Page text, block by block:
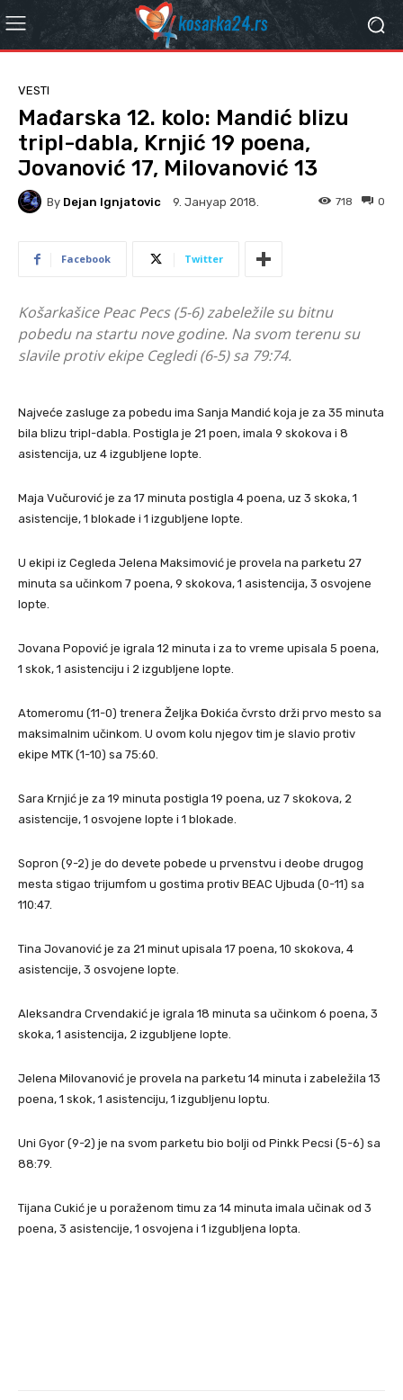
VESTI
Mađarska 12. kolo: Mandić blizu
tripl-dabla, Krnjić 19 poena,
Jovanović 17, Milovanović 13
By Dejan Ignjatovic 9. Јануар 2018. 0
718
Facebook Twitter
Košarkašice Peac Pecs (5-6) zabeležile su bitnu
pobedu na startu nove godine. Na svom terenu su
slavile protiv ekipe Cegledi (6-5) sa 79:74.
Najveće zasluge za pobedu ima Sanja Mandić koja je za 35 minuta
bila blizu tripl-dabla. Postigla je 21 poen, imala 9 skokova i 8
asistencija, uz 4 izgubljene lopte.
Maja Vučurović je za 17 minuta postigla 4 poena, uz 3 skoka, 1
asistencije, 1 blokade i 1 izgubljene lopte.
U ekipi iz Cegleda Jelena Maksimović je provela na parketu 27
minuta sa učinkom 7 poena, 9 skokova, 1 asistencija, 3 osvojene
lopte.
Jovana Popović je igrala 12 minuta i za to vreme upisala 5 poena,
1 skok, 1 asistenciju i 2 izgubljene lopte.
Atomeromu (11-0) trenera Željka Đokića čvrsto drži prvo mesto sa
maksimalnim učinkom. U ovom kolu njegov tim je slavio protiv
ekipe MTK (1-10) sa 75:60.
Sara Krnjić je za 19 minuta postigla 19 poena, uz 7 skokova, 2
asistencije, 1 osvojene lopte i 1 blokade.
Sopron (9-2) je do devete pobede u prvenstvu i deobe drugog
mesta stigao trijumfom u gostima protiv BEAC Ujbuda (0-11) sa
110:47.
Tina Jovanović je za 21 minut upisala 17 poena, 10 skokova, 4
asistencije, 3 osvojene lopte.
Aleksandra Crvendakić je igrala 18 minuta sa učinkom 6 poena, 3
skoka, 1 asistencija, 2 izgubljene lopte.
Jelena Milovanović je provela na parketu 14 minuta i zabeležila 13
poena, 1 skok, 1 asistenciju, 1 izgubljenu loptu.
Uni Gyor (9-2) je na svom parketu bio bolji od Pinkk Pecsi (5-6) sa
88:79.
Tijana Cukić je u poraženom timu za 14 minuta imala učinak od 3
poena, 3 asistencije, 1 osvojena i 1 izgubljena lopta.